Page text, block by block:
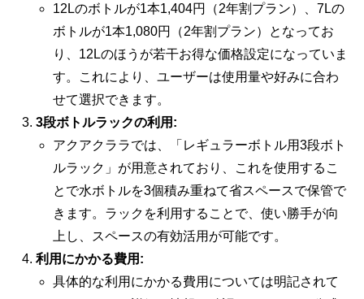
12Lのボトルが1本1,404円（2年割プラン）、7Lの
ボトルが1本1,080円（2年割プラン）となってお
り、12Lのほうが若干お得な価格設定になっていま
す。これにより、ユーザーは使用量や好みに合わ
せて選択できます。
3段ボトルラックの利用:
アクアクララでは、「レギュラーボトル用3段ボト
ルラック」が用意されており、これを使用するこ
とで水ボトルを3個積み重ねて省スペースで保管で
きます。ラックを利用することで、使い勝手が向
上し、スペースの有効活用が可能です。
利用にかかる費用:
具体的な利用にかかる費用については明記されて